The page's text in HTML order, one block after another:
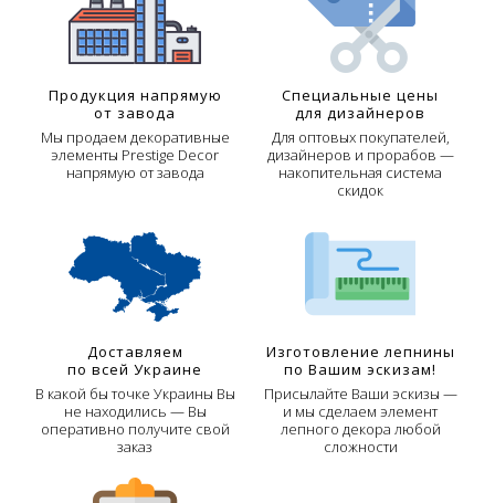
Продукция напрямую
от завода
Мы продаем декоративные
элементы Prestige Decor
напрямую от завода
Специальные цены
для дизайнеров
Для оптовых покупателей,
дизайнеров и прорабов —
накопительная система
скидок
Доставляем
по всей Украине
В какой бы точке Украины Вы
не находились — Вы
оперативно получите свой
заказ
Изготовление лепнины
по Вашим эскизам!
Присылайте Ваши эскизы —
и мы сделаем элемент
лепного декора любой
сложности